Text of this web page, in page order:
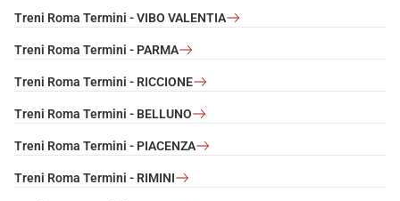
Treni Roma Termini - VIBO VALENTIA
Treni Roma Termini - PARMA
Treni Roma Termini - RICCIONE
Treni Roma Termini - BELLUNO
Treni Roma Termini - PIACENZA
Treni Roma Termini - RIMINI